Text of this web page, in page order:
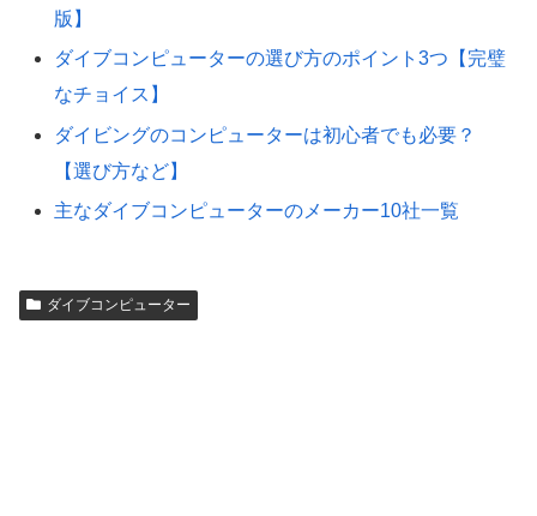
版】
ダイブコンピューターの選び方のポイント3つ【完璧
なチョイス】
ダイビングのコンピューターは初心者でも必要？
【選び方など】
主なダイブコンピューターのメーカー10社一覧
ダイブコンピューター